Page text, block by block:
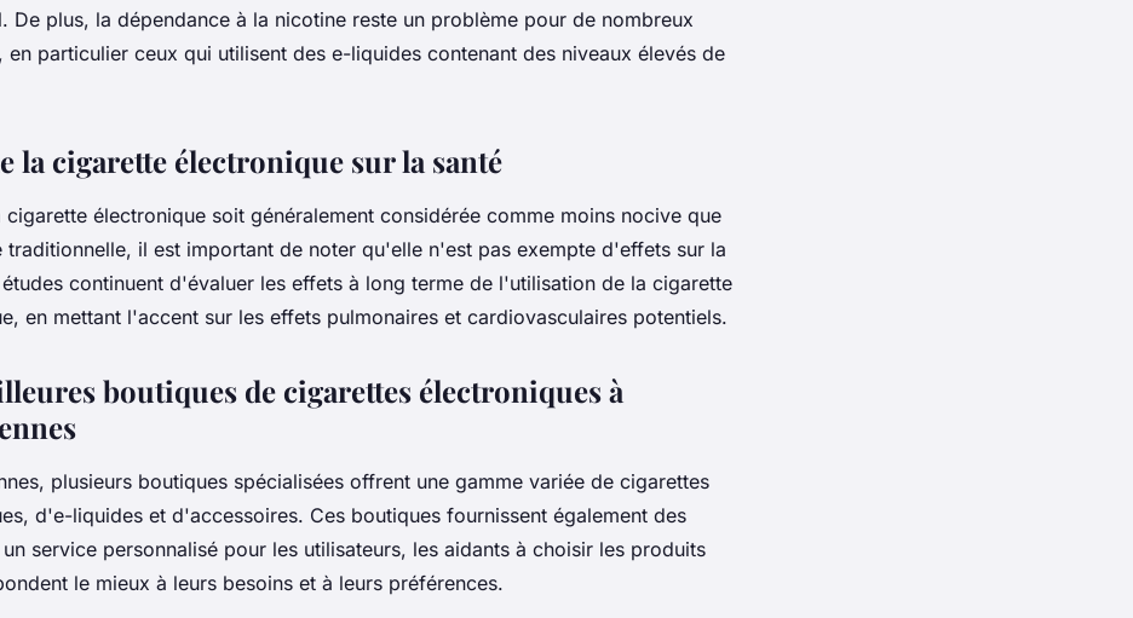
De plus, la dépendance à la nicotine reste un problème pour de nombreux
en particulier ceux qui utilisent des e-liquides contenant des niveaux élevés de
la cigarette électronique sur la santé
cigarette électronique soit généralement considérée comme moins nocive que
traditionnelle, il est important de noter qu'elle n'est pas exempte d'effets sur la
études continuent d'évaluer les effets à long terme de l'utilisation de la cigarette
en mettant l'accent sur les effets pulmonaires et cardiovasculaires potentiels.
boutiques de cigarettes électroniques à
plusieurs boutiques spécialisées offrent une gamme variée de cigarettes
d'e-liquides et d'accessoires. Ces boutiques fournissent également des
service personnalisé pour les utilisateurs, les aidants à choisir les produits
le mieux à leurs besoins et à leurs préférences.